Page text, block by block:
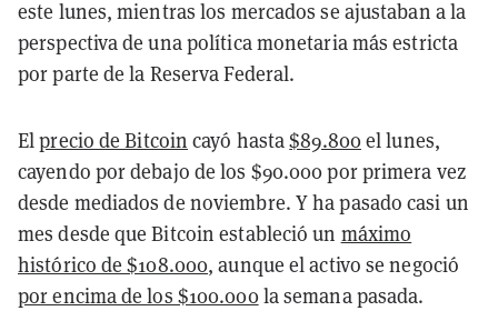
este lunes, mientras los mercados se ajustaban a la
perspectiva de una política monetaria más estricta
por parte de la Reserva Federal.
Elprecio de Bitcoin cayó hasta$89.800el lunes,
cayendo por debajo de los $90.000 por primera vez
desde mediados de noviembre. Y ha pasado casi un
mes desde que Bitcoin estableció un máximo
histórico de $108.000, aunque el activo se negoció
por encima de los $100.000la semana pasada.